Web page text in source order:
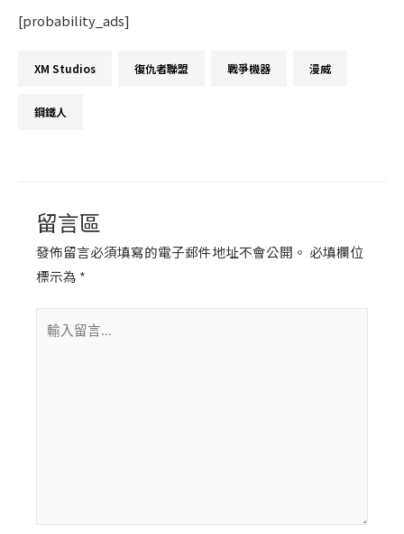
[probability_ads]
留言區
發佈留言必須填寫的電子郵件地址不會公開。 必填欄位
標示為 *